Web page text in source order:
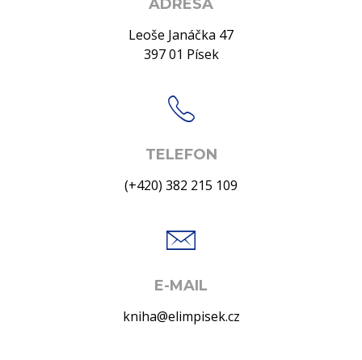
ADRESA
Leoše Janáčka 47
397 01 Písek
TELEFON
(+420) 382 215 109
E-MAIL
kniha@elimpisek.cz